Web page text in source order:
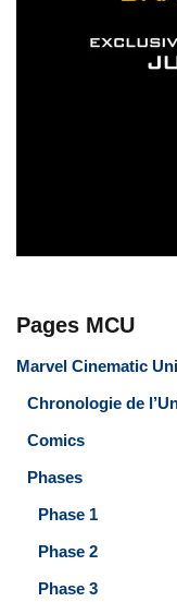
Pages MCU
Marvel Cinematic
Chronologie de
Comics
Phases
Phase 1
Phase 2
Phase 3